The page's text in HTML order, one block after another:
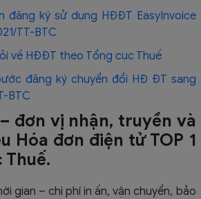
đăng ký sử dụng HĐĐT EasyInvoice
TT-BTC
về HĐĐT theo Tổng cục Thuế
đăng ký chuyển đổi HĐ ĐT sang
BTC
đơn vị nhận, truyền và
Hóa đơn điện tử TOP 1
Thuế.
gian – chi phí in ấn, vận chuyển, bảo